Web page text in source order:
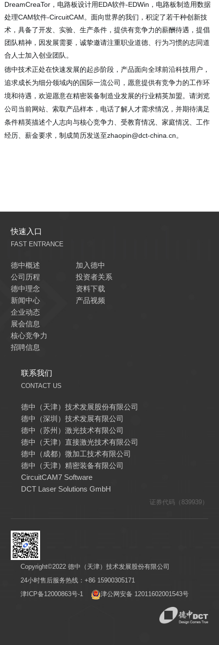
DreamCreaTor，电路板设计用EDA软件-EDWin，电路板制造用数据
处理CAM软件-CircuitCAM。面向世界的我们，积淀了若干种创新技
术，具备了开发、实验、生产条件，提供有竞争力的薪酬待遇，提倡
团队精神，因发展需要，诚挚邀请注重职业道德、行为习惯的志同道
合人士加入创业团队。
德中技术正处在快速发展的起步阶段，产品面向全球前沿科技用户，
追求成长为细分领域内的国际一流公司，愿意提供有竞争力的工作环
境和待遇，欢迎愿意在精密装备制造业发展的行业精英加盟。请浏览
公司当前网站、索取产品样本，电话了解人才需求情况，并期待满足
条件精英描述个人志向与核心竞争力、受教育情况、家庭情况、工作
经历、薪金要求，制成简历发送至zhaopin@dct-china.cn。
快速入口
FAST ENTRANCE
德中概述
公司历程
德中理念
新闻中心
企业动态
展会信息
核心竞争力
招聘信息
加入德中
投资者关系
资料下载
产品视频
联系我们
CONTACT US
德中（天津）技术发展股份有限公司
德中（深圳）技术发展有限公司
德中（苏州）激光技术有限公司
德中（天津）直接激光技术有限公司
德中（成都）微加工技术有限公司
德中（天津）精密装备有限公司
CircuitCAM7 Software
DCT Laser Solutions GmbH
证券代码（839939）
Copyright©2022 德中（天津）技术发展股份有限公司
24小时售后服务热线：+86 15900305171
津ICP备12000863号-1
津公网安备 12011602001543号